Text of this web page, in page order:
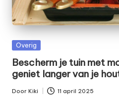
e
t
Geplaatst
Overig
Bescherm je tuin met
geniet langer van je
Geplaatst
Door Kiki 11 april 2025